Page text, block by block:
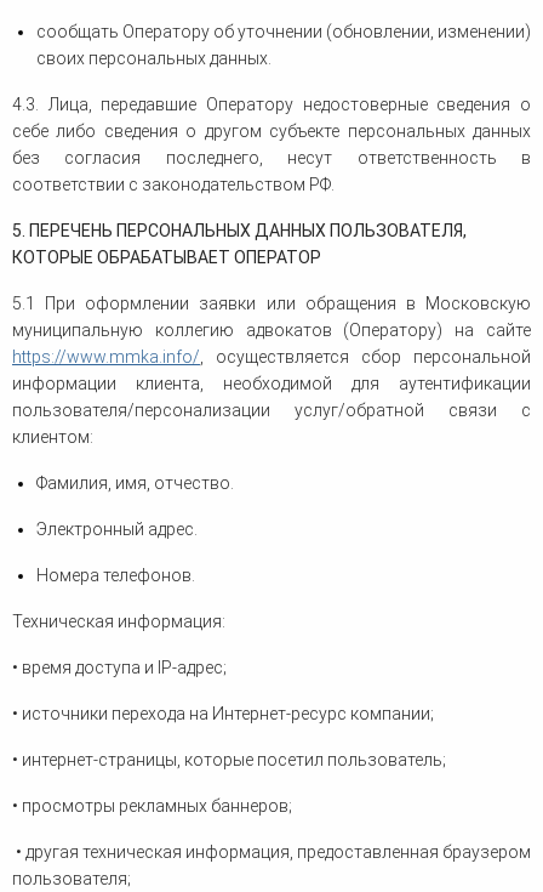
сообщать Оператору об уточнении (обновлении, изменении)
своих персональных данных.
4.3. Лица, передавшие Оператору недостоверные сведения о
себе либо сведения о другом субъекте персональных данных
без согласия последнего, несут ответственность в
соответствии с законодательством РФ.
5. ПЕРЕЧЕНЬ ПЕРСОНАЛЬНЫХ ДАННЫХ ПОЛЬЗОВАТЕЛЯ,
КОТОРЫЕ ОБРАБАТЫВАЕТ ОПЕРАТОР
5.1 При оформлении заявки или обращения в Московскую
муниципальную коллегию адвокатов (Оператору) на сайте
https://www.mmka.info/, осуществляется сбор персональной
информации клиента, необходимой для аутентификации
пользователя/персонализации услуг/обратной связи с
клиентом:
Фамилия, имя, отчество.
Электронный адрес.
Номера телефонов.
Техническая информация:
• время доступа и IP-адрес;
• источники перехода на Интернет-ресурс компании;
• интернет-страницы, которые посетил пользователь;
• просмотры рекламных баннеров;
• другая техническая информация, предоставленная браузером
пользователя;